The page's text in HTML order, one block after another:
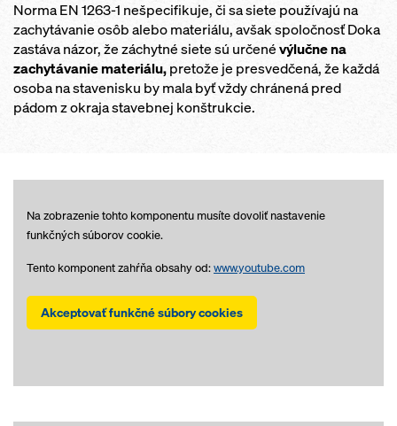
Norma EN 1263-1 nešpecifikuje, či sa siete používajú na
zachytávanie osôb alebo materiálu, avšak spoločnosť Doka
zastáva názor, že záchytné siete sú určenévýlučne na
zachytávanie materiálu,pretože je presvedčená, že každá
osoba na stavenisku by mala byť vždy chránená pred
pádom z okraja stavebnej konštrukcie.
Na zobrazenie tohto komponentu musíte dovoliť nastavenie
funkčných súborov cookie.
Tento komponent zahŕňa obsahy od:www.youtube.com
Akceptovať funkčné súbory cookies